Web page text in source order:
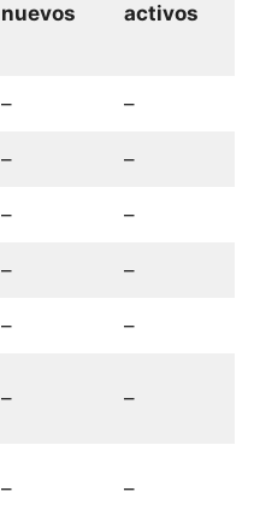
nuevos
activos
– –
– –
– –
– –
– –
– –
– –